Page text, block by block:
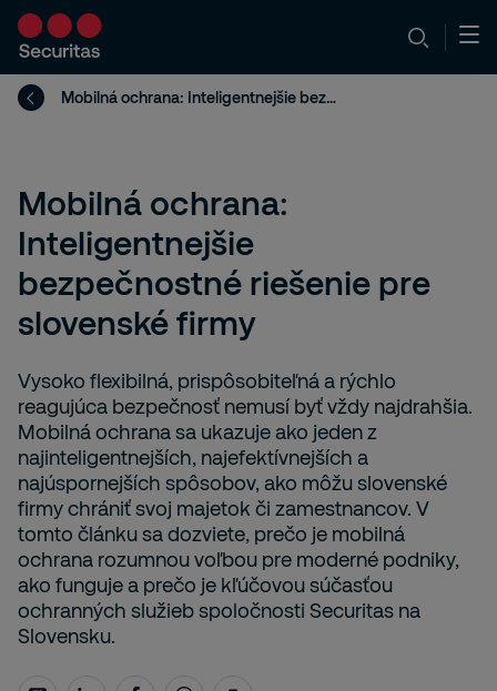
Mobilná ochrana: Inteligentnejšie bezpečnostné riešenie pre slovenské firmy
Mobilná ochrana:
Inteligentnejšie
bezpečnostné riešenie pre
slovenské firmy
Vysoko flexibilná, prispôsobiteľná a rýchlo
reagujúca bezpečnosť nemusí byť vždy najdrahšia.
Mobilná ochrana sa ukazuje ako jeden z
najinteligentnejších, najefektívnejších a
najúspornejších spôsobov, ako môžu slovenské
firmy chrániť svoj majetok či zamestnancov. V
tomto článku sa dozviete, prečo je mobilná
ochrana rozumnou voľbou pre moderné podniky,
ako funguje a prečo je kľúčovou súčasťou
ochranných služieb spoločnosti Securitas na
Slovensku.